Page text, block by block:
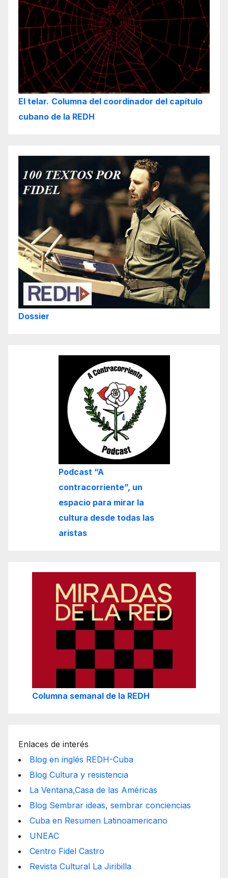
El telar. Columna del coordinador del capítulo
cubano de la REDH
Dossier
Podcast “A
contracorriente”, un
espacio para mirar la
cultura desde todas las
aristas
Columna semanal de la REDH
Enlaces de interés
Blog en inglés REDH-Cuba
Blog Cultura y resistencia
La Ventana,Casa de las Américas
Blog Sembrar ideas, sembrar conciencias
Cuba en Resumen Latinoamericano
UNEAC
Centro Fidel Castro
Revista Cultural La Jiribilla